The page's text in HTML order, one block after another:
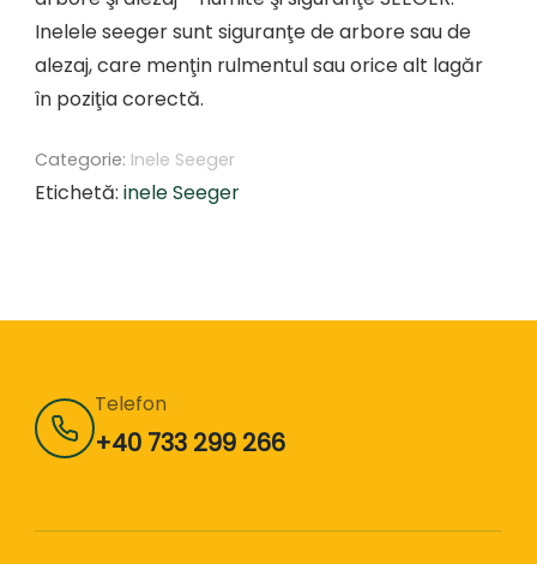
Inelele seeger sunt siguranţe de arbore sau de
alezaj, care menţin rulmentul sau orice alt lagăr
în poziţia corectă.
Categorie: Inele Seeger
Etichetă: inele Seeger
Telefon
+40 733 299 266